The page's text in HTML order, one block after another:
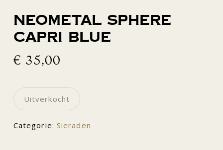
Neometal sphere
capri blue
€ 35,00
Uitverkocht
Categorie: Sieraden